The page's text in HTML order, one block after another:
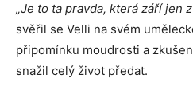
„Je to ta pravda, která září jen
svěřil se Velli na svém
připomínku moudrosti a
snažil celý život předat.